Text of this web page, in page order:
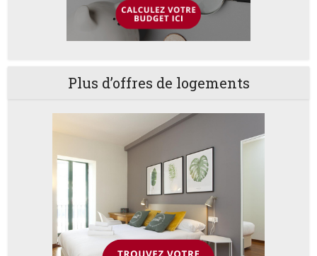
Plus d’offres de logements